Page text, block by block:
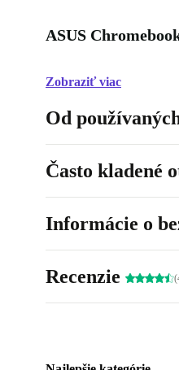
ASUS
Zobraziť viac
Od
Často kladené
Informácie o
Recenzie